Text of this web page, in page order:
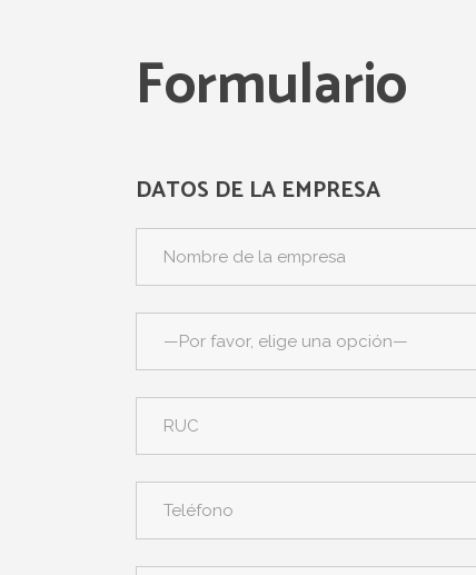
Formulario
DATOS DE LA EMPRESA